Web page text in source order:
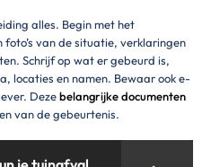
alles. Begin met het
van de situatie, verklaringen
Schrijf op wat er gebeurd is,
locaties en namen. Bewaar ook e-
Dezebelangrijke documenten
van de gebeurtenis.